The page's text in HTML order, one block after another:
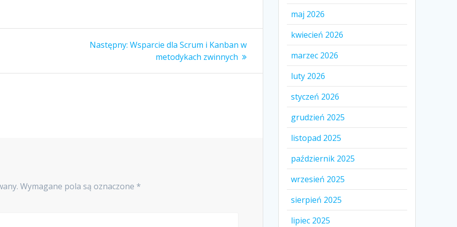
Następny: Następny
Wsparcie dla Scrum i Kanban w
metodykach zwinnych
Wymagane pola są oznaczone *
maj 2026
kwiecień 2026
marzec 2026
luty 2026
styczeń 2026
grudzień 2025
listopad 2025
październik 2025
wrzesień 2025
sierpień 2025
lipiec 2025